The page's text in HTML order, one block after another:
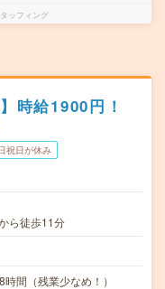
ッフィング
時給1900円！
祝日が休み
ら徒歩11分
間（残業少なめ！）